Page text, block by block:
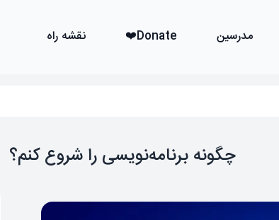
مدرسین Donate❤️ نقشه راه
چگونه برنامه‌نویسی را شروع کنم؟